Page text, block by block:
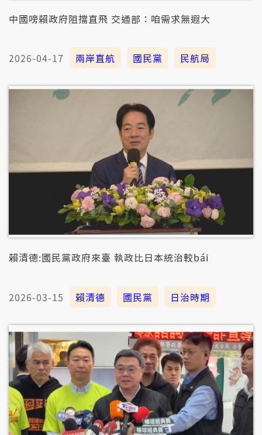
中國嗙賴政府阻擋直飛 交通部：咱需求無遐大
2026-04-17 兩岸直航 國民黨 民航局
賴清德:國民黨政府來臺 執政比日本統治較bái
2026-03-15 賴清德 國民黨 日治時期